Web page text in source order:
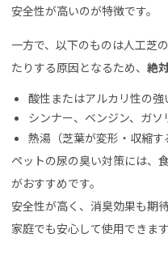
安全性が高いのが特徴です。
一方で、以下のものは人工芝
たりする原因となるため、 絶
酸性またはアルカリ性の強
シンナー、ベンジン、ガ
熱湯（芝葉が変形・収縮す
ペットの尿の臭い対策には、
がおすすめです。
安全性が高く、消臭効果も期
家庭でも安心して使用できます